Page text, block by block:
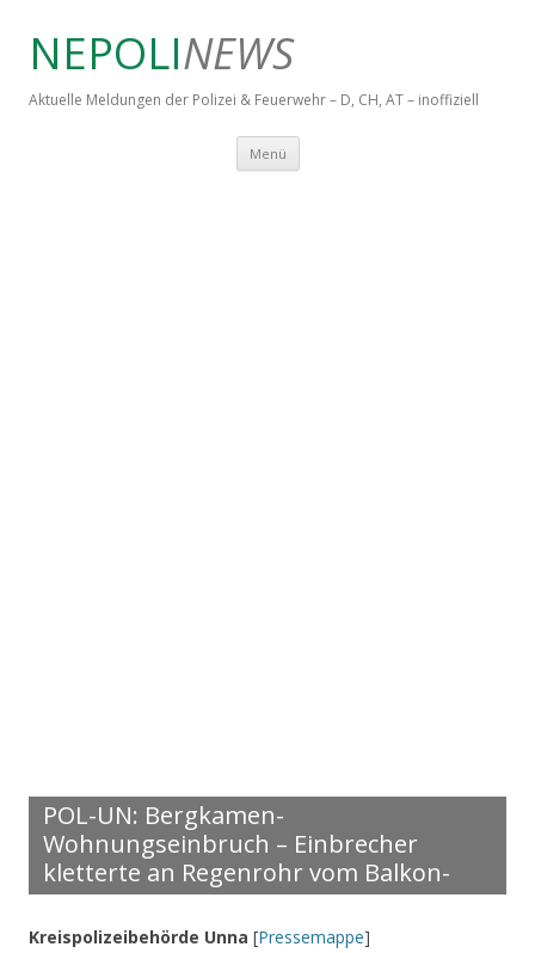
NEPOLINEWS
Aktuelle Meldungen der Polizei & Feuerwehr – D, CH, AT – inoffiziell
Menü Springe zum Inhalt
POL-UN: Bergkamen-
Wohnungseinbruch – Einbrecher
kletterte an Regenrohr vom Balkon-
Kreispolizeibehörde Unna [Pressemappe]